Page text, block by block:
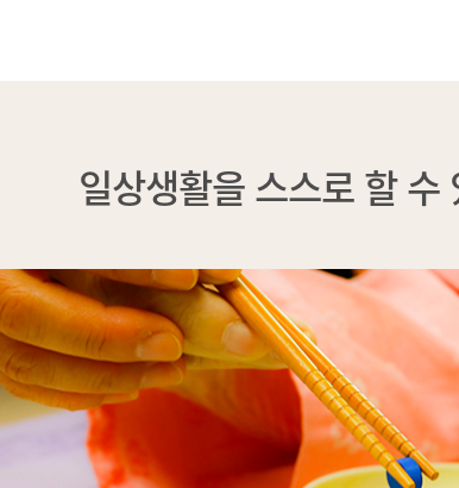
일상생활을 스스로 할